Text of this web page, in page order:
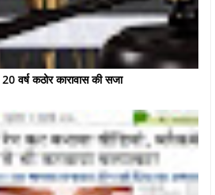
वर्ष कठोर कारावास की सजा